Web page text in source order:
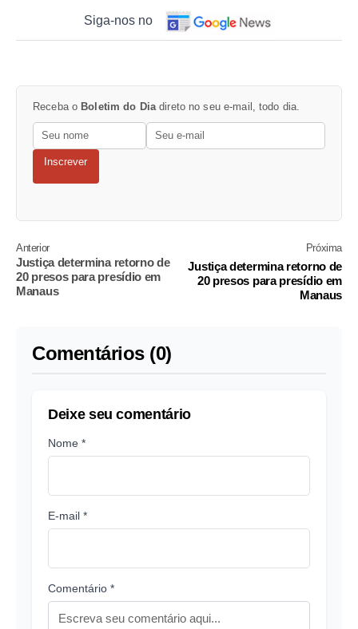
Siga-nos no
Receba o Boletim do Diadireto no seu e-mail, todo dia.
Inscrever
Anterior
Justiça determina retorno de
20 presos para presídio em
Manaus
Próxima
Justiça determina retorno de
20 presos para presídio em
Manaus
Comentários (0)
Deixe seu comentário
Nome *
E-mail *
Comentário *